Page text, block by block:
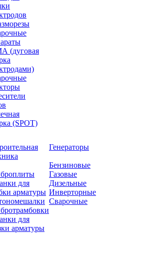
(дуговая
(SPOT)
для
арматуры
для
арматуры
Генераторы
Бензиновые
Газовые
Дизельные
Инверторные
Сварочные